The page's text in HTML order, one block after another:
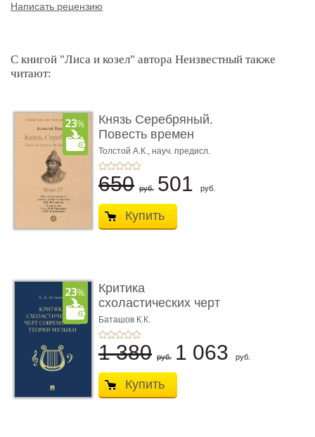
Написать рецензию
С книгой "Лиса и козел" автора Неизвестный также
читают:
Князь Серебряный.
Повесть времен
Иоанна Грозн� ...
Толстой А.К., науч. предисл.
Володихина Д.М.
650 руб. 501 руб.
Купить
Критика
схоластических черт
современной теор� ...
Баташов К.К.
1 380 руб. 1 063 руб.
Купить